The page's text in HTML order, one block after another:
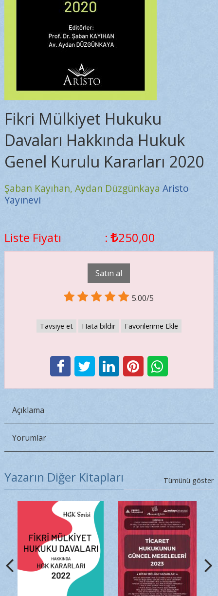
Fikri Mülkiyet Hukuku
Davaları Hakkında Hukuk
Genel Kurulu Kararları 2020
Şaban Kayıhan, Aydan Düzgünkaya Aristo
Yayınevi
Liste Fiyatı : 250,00
Satın al
5.00/5
Tavsiye et Hata bildir Favorilerime Ekle
Açıklama
Yorumlar
Yazarın Diğer Kitapları Tümünü göster